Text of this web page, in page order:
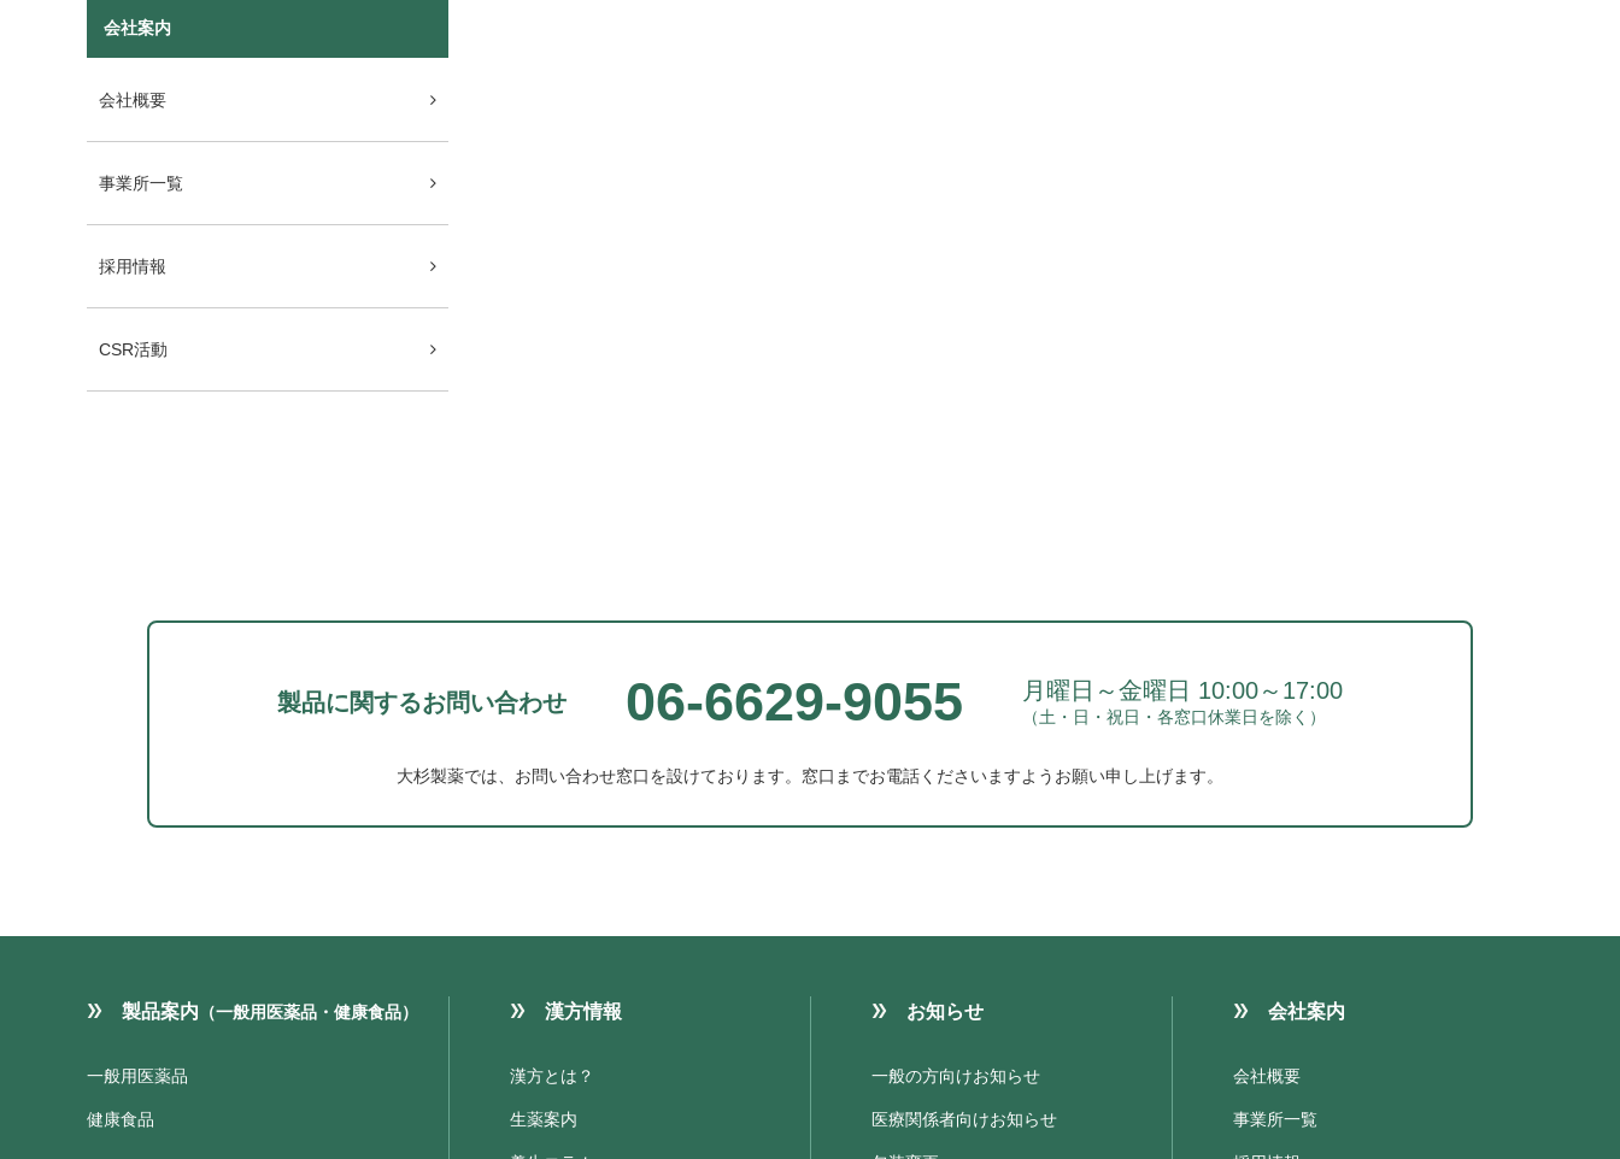
会社案内
会社概要
事業所一覧
採用情報
CSR活動
製品に関するお問い合わせ 06-6629-9055 月曜日～金曜日 10:00～17:00
（土・日・祝日・各窓口休業日を除く）
大杉製薬では、お問い合わせ窓口を設けております。 窓口までお電話くださいますようお願い申し上げます。
製品案内 （一般用医薬品・健康食品）
一般用医薬品
健康食品
漢方情報
漢方とは？
生薬案内
お知らせ
一般の方向けお知らせ
医療関係者向けお知らせ
会社案内
会社概要
事業所一覧